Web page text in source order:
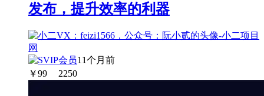
发布，提升效率的利器
11个月前
￥99 2250